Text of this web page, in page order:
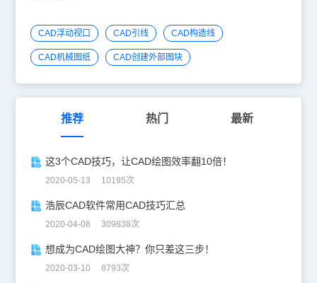
CAD浮动视口 CAD引线 CAD构造线
CAD机械图纸 CAD创建外部图块
推荐 热门 最新
这3个CAD技巧，让CAD绘图效率翻10倍！
2020-05-13 10195次
浩辰CAD软件常用CAD技巧汇总
2020-04-08 309838次
想成为CAD绘图大神？你只差这三步！
2020-03-10 8793次